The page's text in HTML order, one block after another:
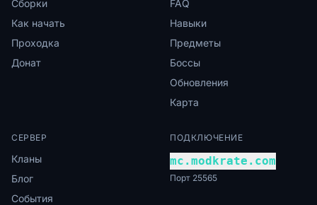
Сборки
Как начать
Проходка
Донат
FAQ
Навыки
Предметы
Боссы
Обновления
Карта
СЕРВЕР
Кланы
Блог
События
ПОДКЛЮЧЕНИЕ
mc.modkrate.com
Порт 25565